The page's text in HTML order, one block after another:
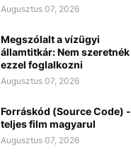
Augusztus 07, 2026
Megszólalt a vízügyi
államtitkár: Nem szeretnék
ezzel foglalkozni
Augusztus 07, 2026
Forráskód (Source Code) -
teljes film magyarul
Augusztus 07, 2026